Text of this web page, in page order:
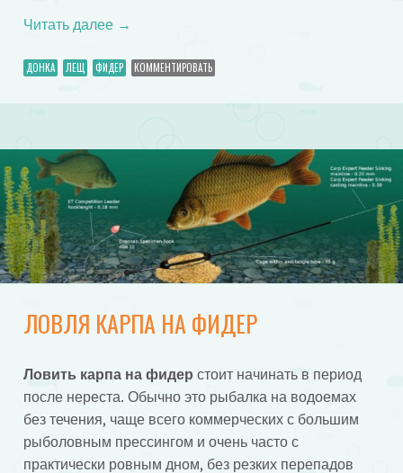
Читать далее →
ДОНКА ЛЕЩ ФИДЕР КОММЕНТИРОВАТЬ
ЛОВЛЯ КАРПА НА ФИДЕР
Ловить карпа на фидер стоит начинать в период
после нереста. Обычно это рыбалка на водоемах
без течения, чаще всего коммерческих с большим
рыболовным прессингом и очень часто с
практически ровным дном, без резких перепадов